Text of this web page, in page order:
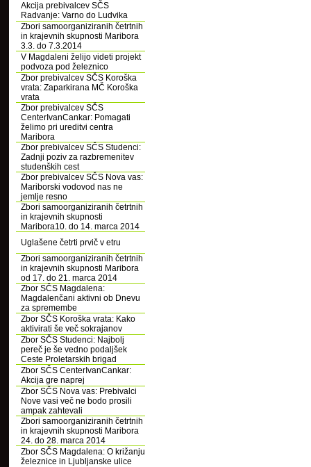
Akcija prebivalcev SČS
Radvanje: Varno do Ludvika
Zbori samoorganiziranih četrtnih
in krajevnih skupnosti Maribora
3.3. do 7.3.2014
V Magdaleni želijo videti projekt
podvoza pod železnico
Zbor prebivalcev SČS Koroška
vrata: Zaparkirana MČ Koroška
vrata
Zbor prebivalcev SČS
CenterIvanCankar: Pomagati
želimo pri ureditvi centra
Maribora
Zbor prebivalcev SČS Studenci:
Zadnji poziv za razbremenitev
studenških cest
Zbor prebivalcev SČS Nova vas:
Mariborski vodovod nas ne
jemlje resno
Zbori samoorganiziranih četrtnih
in krajevnih skupnosti
Maribora10. do 14. marca 2014
Uglašene četrti prvič v etru
Zbori samoorganiziranih četrtnih
in krajevnih skupnosti Maribora
od 17. do 21. marca 2014
Zbor SČS Magdalena:
Magdalenčani aktivni ob Dnevu
za spremembe
Zbor SČS Koroška vrata: Kako
aktivirati še več sokrajanov
Zbor SČS Studenci: Najbolj
pereč je še vedno podaljšek
Ceste Proletarskih brigad
Zbor SČS CenterIvanCankar:
Akcija gre naprej
Zbor SČS Nova vas: Prebivalci
Nove vasi več ne bodo prosili
ampak zahtevali
Zbori samoorganiziranih četrtnih
in krajevnih skupnosti Maribora
24. do 28. marca 2014
Zbor SČS Magdalena: O križanju
železnice in Ljubljanske ulice